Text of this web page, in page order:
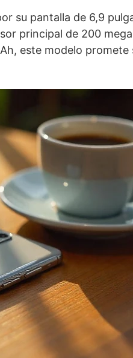
su pantalla de 6,9
principal de 200
este modelo promete